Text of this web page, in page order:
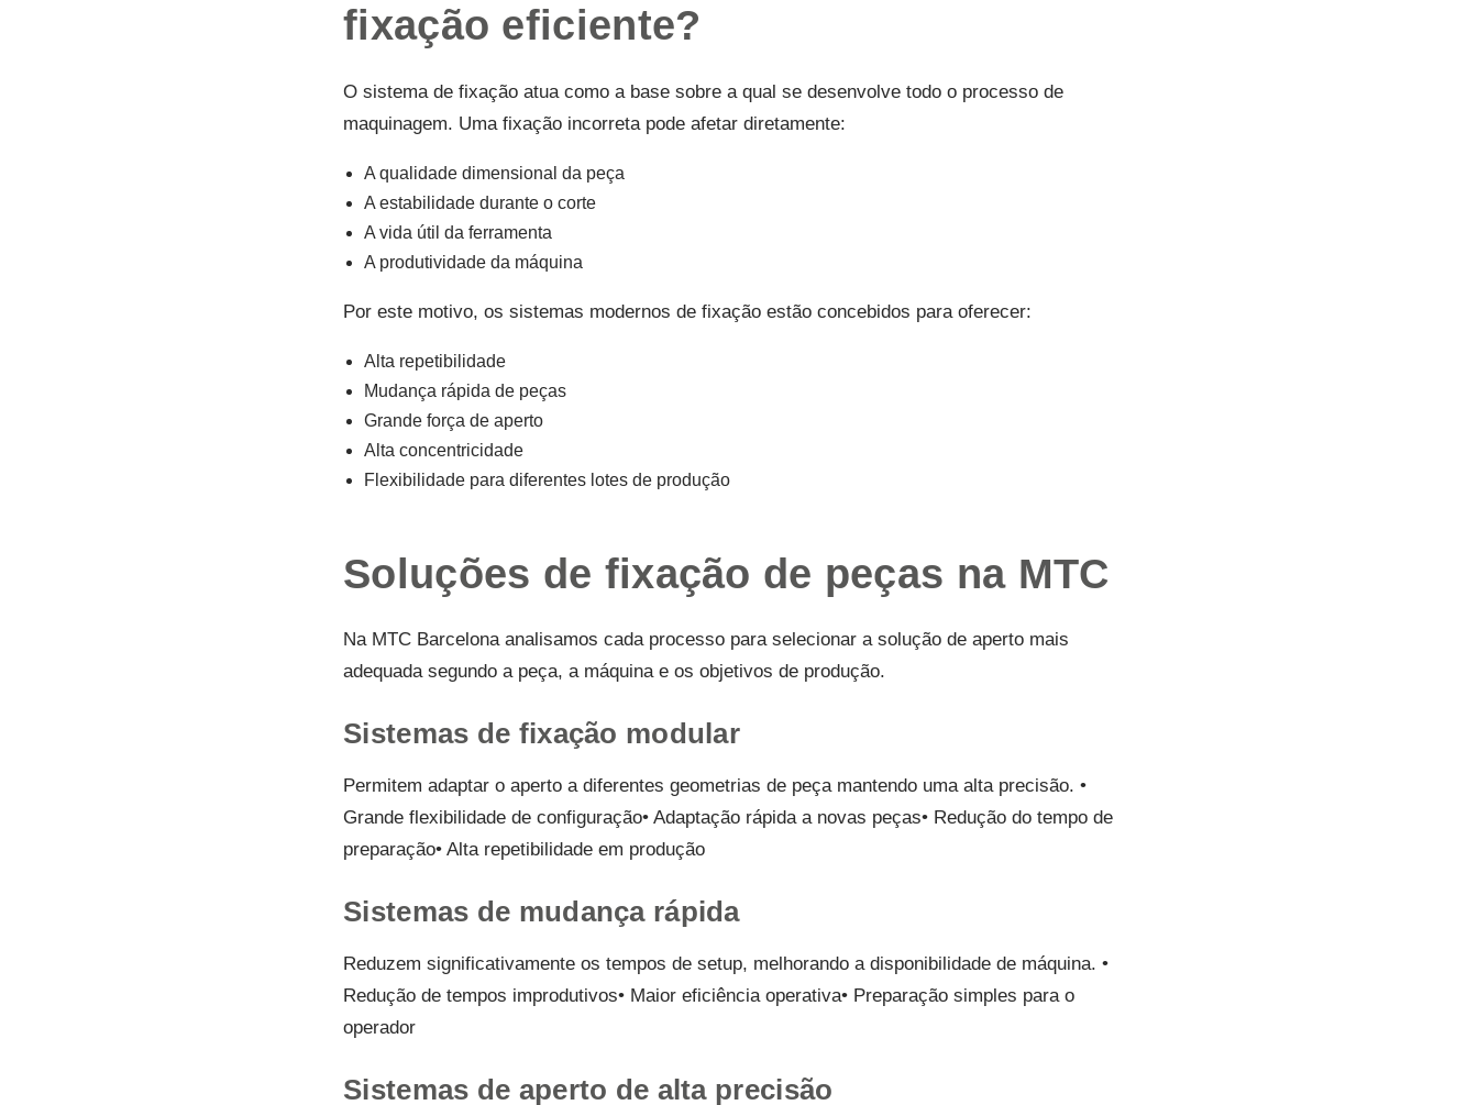
fixação eficiente?
O sistema de fixação atua como a base sobre a qual se desenvolve todo o processo de
maquinagem. Uma fixação incorreta pode afetar diretamente:
A qualidade dimensional da peça
A estabilidade durante o corte
A vida útil da ferramenta
A produtividade da máquina
Por este motivo, os sistemas modernos de fixação estão concebidos para oferecer:
Alta repetibilidade
Mudança rápida de peças
Grande força de aperto
Alta concentricidade
Flexibilidade para diferentes lotes de produção
Soluções de fixação de peças na MTC
Na MTC Barcelona analisamos cada processo para selecionar a solução de aperto mais
adequada segundo a peça, a máquina e os objetivos de produção.
Sistemas de fixação modular
Permitem adaptar o aperto a diferentes geometrias de peça mantendo uma alta precisão. •
Grande flexibilidade de configuração• Adaptação rápida a novas peças• Redução do tempo de
preparação• Alta repetibilidade em produção
Sistemas de mudança rápida
Reduzem significativamente os tempos de setup, melhorando a disponibilidade de máquina. •
Redução de tempos improdutivos• Maior eficiência operativa• Preparação simples para o
operador
Sistemas de aperto de alta precisão